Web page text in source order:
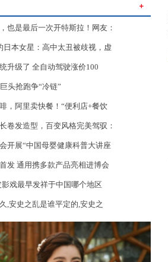
＋
也是最后一次开特斯拉！网友：
日本女星：高中太丑被歧视，虚
升级了 全自动驾驶涨价100
头抢跑争“冷链”
，阿里卖快餐！“便利店+餐饮
卷发造型，百变风格完美驾驭：
开展“中国母婴健康科普大讲座
发 通用携多款产品亮相进博会
戏最早发祥于中国哪个地区
,安史之乱是谁平定的,安史之